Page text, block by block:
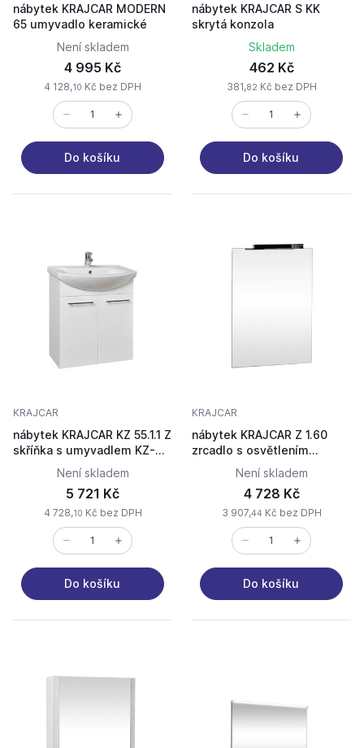
nábytek KRAJCAR MODERN
65 umyvadlo keramické
Není skladem
4 995 Kč
4 128,10 Kč bez DPH
Do košíku
nábytek KRAJCAR S KK
skrytá konzola
Skladem
462 Kč
381,82 Kč bez DPH
Do košíku
KRAJCAR
nábytek KRAJCAR KZ 55.1.1 Z
skříňka s umyvadlem KZ-
Není skladem
5 721 Kč
4 728,10 Kč bez DPH
Do košíku
KRAJCAR
nábytek KRAJCAR Z 1.60
zrcadlo s osvětlením
60x75cm
Není skladem
4 728 Kč
3 907,44 Kč bez DPH
Do košíku